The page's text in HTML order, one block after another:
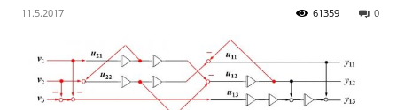
11.5.2017 0
61359